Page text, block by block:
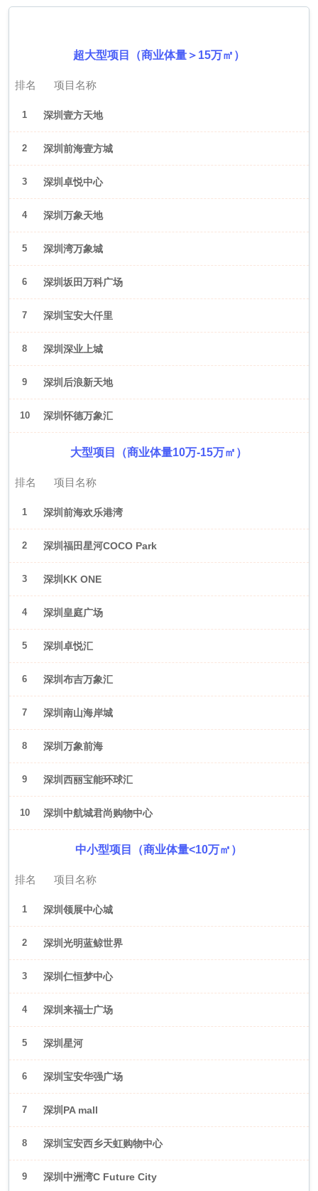
超大型项目（商业体量＞15万㎡）
排名 项目名称
1 深圳壹方天地
2 深圳前海壹方城
3 深圳卓悦中心
4 深圳万象天地
5 深圳湾万象城
6 深圳坂田万科广场
7 深圳宝安大仟里
8 深圳深业上城
9 深圳后浪新天地
10 深圳怀德万象汇
大型项目（商业体量10万-15万㎡）
排名 项目名称
1 深圳前海欢乐港湾
2 深圳福田星河COCO Park
3 深圳KK ONE
4 深圳皇庭广场
5 深圳卓悦汇
6 深圳布吉万象汇
7 深圳南山海岸城
8 深圳万象前海
9 深圳西丽宝能环球汇
10 深圳中航城君尚购物中心
中小型项目（商业体量<10万㎡）
排名 项目名称
1 深圳领展中心城
2 深圳光明蓝鲸世界
3 深圳仁恒梦中心
4 深圳来福士广场
5 深圳星河
WORLD·COCOPark
6 深圳宝安华强广场
7 深圳PA mall
8 深圳宝安西乡天虹购物中心
9 深圳中洲湾C Future City